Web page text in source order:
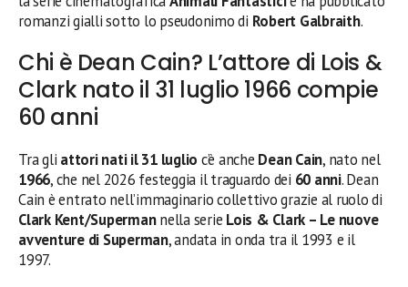
romanzi gialli sotto lo pseudonimo di Robert Galbraith.
Chi è Dean Cain? L’attore di Lois &
Clark nato il 31 luglio 1966 compie
60 anni
Tra gli attori nati il 31 luglio c’è anche Dean Cain, nato nel
1966, che nel 2026 festeggia il traguardo dei 60 anni. Dean
Cain è entrato nell’immaginario collettivo grazie al ruolo di
Clark Kent/Supermannella serie Lois & Clark – Le nuove
avventure di Superman, andata in onda tra il 1993 e il
1997.